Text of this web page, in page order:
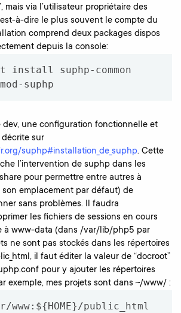
mais via l’utilisateur propriétaire des
à-dire le plus souvent le compte du
comprend deux packages dispos
depuis la console:
install suphp-common
suphp
dev, une configuration fonctionnelle et
sur
suphp#installation_de_suphp. Cette
l’intervention de suphp dans les
pour permettre entre autres à
emplacement par défaut) de
sans problèmes. Il faudra
les fichiers de sessions en cours
à www-data (dans /var/lib/php5 par
ne sont pas stockés dans les répertoires
il faut éditer la valeur de “docroot”
pour y ajouter les répertoires
exemple, mes projets sont dans ~/www/ :
www:${HOME}/public_html